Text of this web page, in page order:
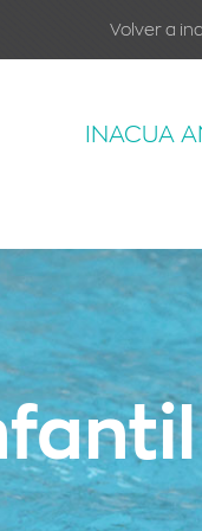
Volver a
INACUA